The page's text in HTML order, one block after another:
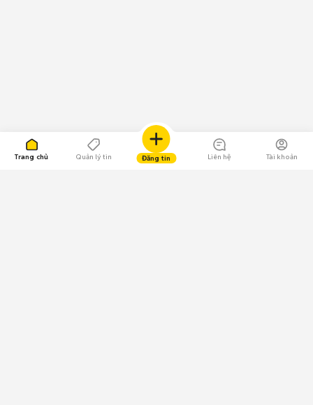
Trang chủ Quản lý tin Đăng tin Liên hệ Tài khoản